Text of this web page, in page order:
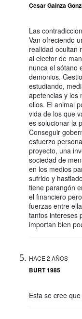
Cesar Gainza
Las
Van ofreciendo
realidad ocultan
al elector de
nunca el sótano
demonios.
estudiando,
apetencias y los
ellos. El animal
vida de los que
es solucionar la
Conseguir
esfuerzo
proyecto, una
sociedad de
en los medios
sufrido y
tiene parangón
el financiero
fuerzas entre
tantos intereses
importan bien
HACE 2 AÑOS
BURT 1985
Esta se cree